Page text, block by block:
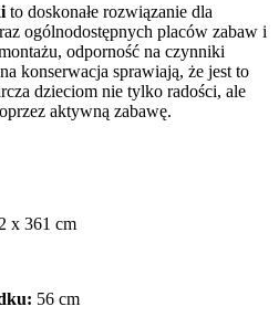
to doskonałe rozwiązanie dla
ogólnodostępnych placów zabaw i
odporność na czynniki
konserwacja sprawiają, że jest to
dzieciom nie tylko radości, ale
aktywną zabawę.
x 361 cm
56 cm